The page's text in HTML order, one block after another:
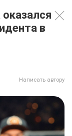
в
Написать автору